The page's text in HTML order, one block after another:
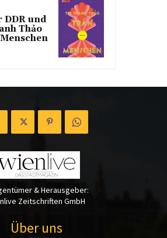
DDR und
Thảo
& Herausgeber:
Zeitschriften GmbH
Über uns